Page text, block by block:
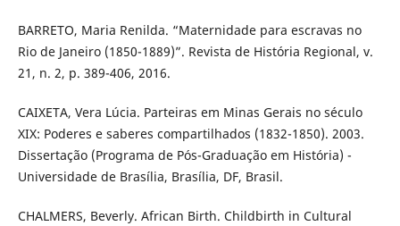
BARRETO, Maria Renilda. “Maternidade para escravas no
Rio de Janeiro (1850-1889)”. Revista de História Regional, v.
21, n. 2, p. 389-406, 2016.
CAIXETA, Vera Lúcia. Parteiras em Minas Gerais no século
XIX: Poderes e saberes compartilhados (1832-1850). 2003.
Dissertação (Programa de Pós-Graduação em História) -
Universidade de Brasília, Brasília, DF, Brasil.
CHALMERS, Beverly. African Birth. Childbirth in Cultural